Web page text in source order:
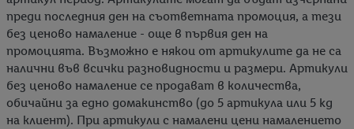
преди последния ден на съответната промоция, а тези
без ценово намаление - още в първия ден на
промоцията. Възможно е някои от артикулите да не са
налични във всички разновидности и размери. Артикули
без ценово намаление се продават в количества,
обичайни за едно домакинство (до 5 артикула или 5 kg
на клиент). При артикули с намалени цени намалението